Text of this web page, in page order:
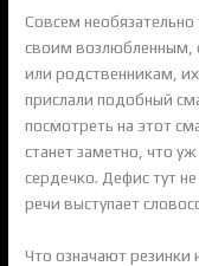
Совсем
своим возлюбленным,
или родственникам,
прислали подобный
посмотреть на этот
станет заметно, что
сердечко. Дефис тут
речи выступает
Что означают резинки